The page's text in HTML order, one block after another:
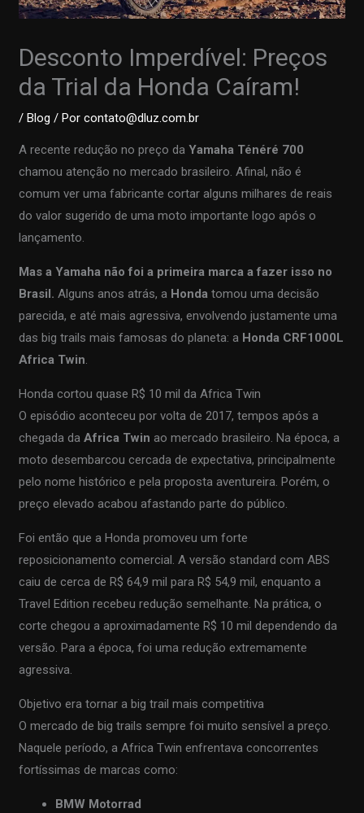
Desconto Imperdível: Preços
da Trial da Honda Caíram!
/ Blog / Porcontato@dluz.com.br
A recente redução no preço daYamaha Ténéré 700
chamou atenção no mercado brasileiro. Afinal, não é
comum ver uma fabricante cortar alguns milhares de reais
do valor sugerido de uma moto importante logo após o
lançamento.
Mas a Yamaha não foi a primeira marca a fazer isso no
Brasil. Alguns anos atrás, a Honda tomou uma decisão
parecida, e até mais agressiva, envolvendo justamente uma
das big trails mais famosas do planeta: a Honda CRF1000L
Africa Twin.
Honda cortou quase R$ 10 mil da Africa Twin
O episódio aconteceu por volta de 2017, tempos após a
chegada daAfrica Twin ao mercado brasileiro. Na época, a
moto desembarcou cercada de expectativa, principalmente
pelo nome histórico e pela proposta aventureira. Porém, o
preço elevado acabou afastando parte do público.
Foi então que a Honda promoveu um forte
reposicionamento comercial. A versão standard com ABS
caiu de cerca de R$ 64,9 mil para R$ 54,9 mil, enquanto a
Travel Edition recebeu redução semelhante. Na prática, o
corte chegou a aproximadamente R$ 10 mil dependendo da
versão. Para a época, foi uma redução extremamente
agressiva.
Objetivo era tornar a big trail mais competitiva
O mercado de big trails sempre foi muito sensível a preço.
Naquele período, a Africa Twin enfrentava concorrentes
fortíssimas de marcas como:
BMW Motorrad